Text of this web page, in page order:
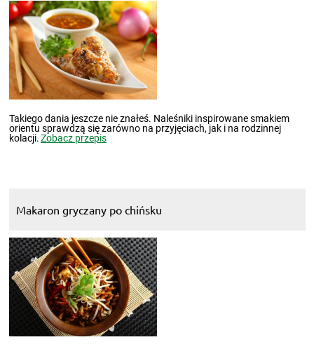
Takiego dania jeszcze nie znałeś. Naleśniki inspirowane smakiem
orientu sprawdzą się zarówno na przyjęciach, jak i na rodzinnej
kolacji.Zobacz przepis
Makaron gryczany po chińsku